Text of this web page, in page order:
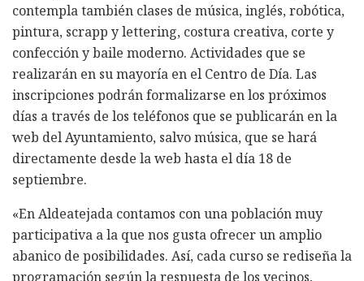
contempla también clases de música, inglés, robótica,
pintura, scrapp y lettering, costura creativa, corte y
confección y baile moderno. Actividades que se
realizarán en su mayoría en el Centro de Día. Las
inscripciones podrán formalizarse en los próximos
días a través de los teléfonos que se publicarán en la
web del Ayuntamiento, salvo música, que se hará
directamente desde la web hasta el día 18 de
septiembre.
«En Aldeatejada contamos con una población muy
participativa a la que nos gusta ofrecer un amplio
abanico de posibilidades. Así, cada curso se rediseña la
programación según la respuesta de los vecinos,